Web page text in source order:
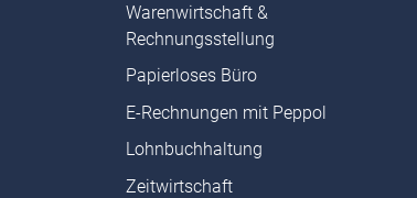
Warenwirtschaft &
Rechnungsstellung
Papierloses Büro
E-Rechnungen mit Peppol
Lohnbuchhaltung
Zeitwirtschaft